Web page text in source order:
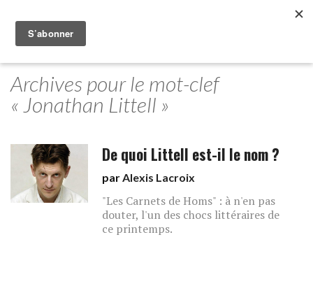
Archives pour le mot-clef
« Jonathan Littell »
De quoi Littell est-il le nom ?
parAlexis Lacroix
"Les Carnets de Homs" : à n'en pas
douter, l'un des chocs littéraires de
ce printemps.